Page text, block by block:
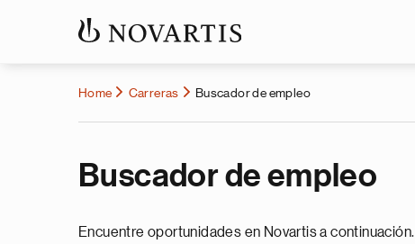
Home Carreras Buscador de empleo
Buscador de empleo
Encuentre oportunidades en Novartis a continuación.